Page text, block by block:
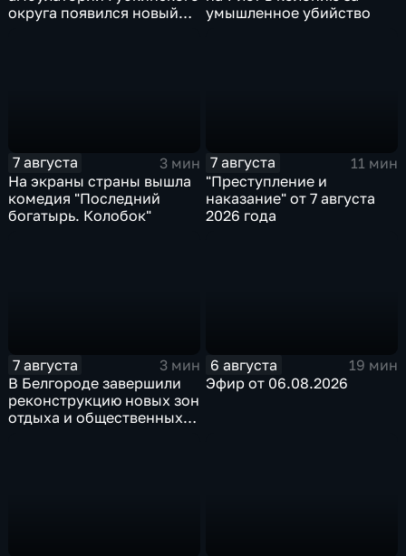
округа появился новый
умышленное убийство
7 августа
3 мин
На экраны страны вышла
комедия "Последний
богатырь. Колобок"
7 августа
11 мин
"Преступление и
наказание" от 7 августа
2026 года
7 августа
3 мин
В Белгороде завершили
реконструкцию новых зон
отдыха и общественных
6 августа
19 мин
Эфир от 06.08.2026